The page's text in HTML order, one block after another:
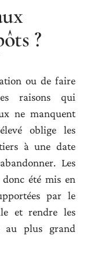
?
ou de faire
raisons qui
ne manquent
oblige les
à une date
Les
été mis en
par le
et rendre les
au plus grand